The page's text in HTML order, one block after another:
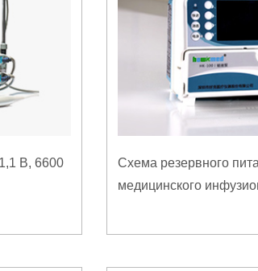
В, 6600
Схема резервного
медицинского